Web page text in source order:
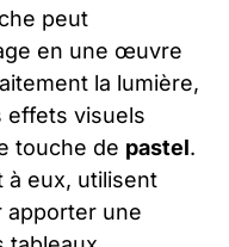
peut
en une œuvre
la lumière,
effets visuels
touche de pastel.
à eux, utilisent
apporter une